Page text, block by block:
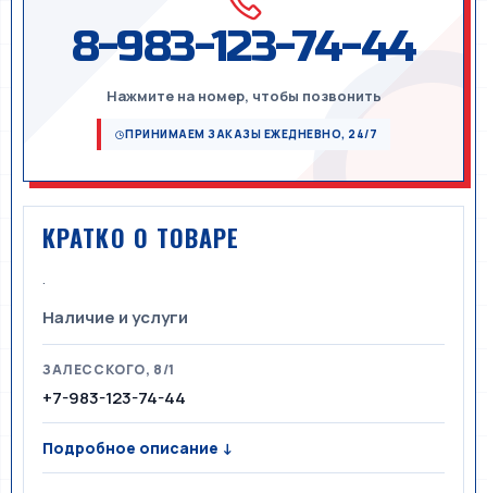
8-983-123-74-44
Нажмите на номер, чтобы позвонить
ПРИНИМАЕМ ЗАКАЗЫ ЕЖЕДНЕВНО, 24/7
КРАТКО О ТОВАРЕ
.
Наличие и услуги
ЗАЛЕССКОГО, 8/1
+7-983-123-74-44
Подробное описание ↓